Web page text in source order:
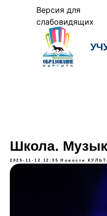
Версия для
слабовидящих
Школа.
2025-11-12 12:35 Новости